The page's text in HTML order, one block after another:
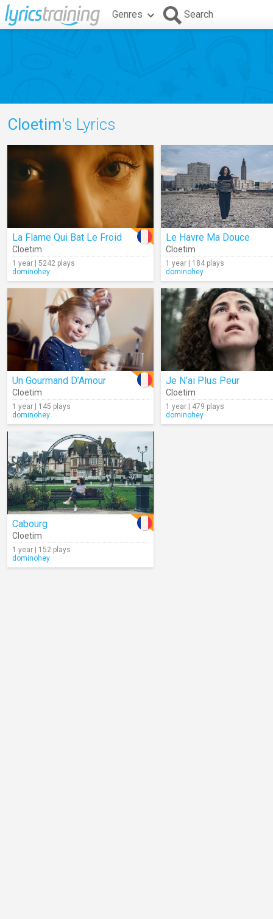
Genres Search
Cloetim's Lyrics
La Flame Qui Bat Le Froid
Cloetim
1 year | 5242 plays
dominohey
Le Havre Ma Douce
Cloetim
1 year | 184 plays
dominohey
Un Gourmand D’Amour
Cloetim
1 year | 145 plays
dominohey
Je N’ai Plus Peur
Cloetim
1 year | 479 plays
dominohey
Cabourg
Cloetim
1 year | 152 plays
dominohey